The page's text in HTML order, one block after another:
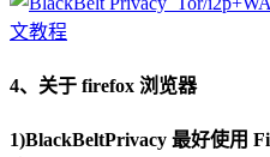
4、关于 firefox 浏览器
1)BlackBeltPrivacy 最好使用